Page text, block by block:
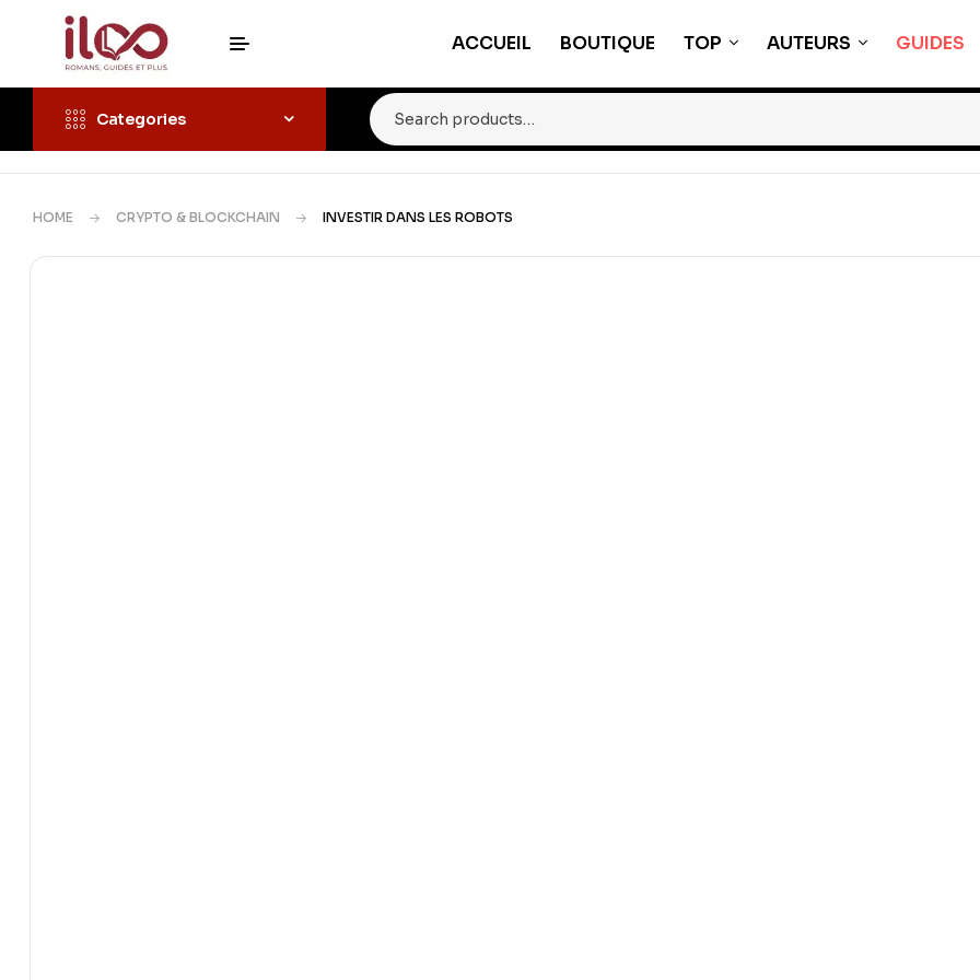
ACCUEIL BOUTIQUE TOP AUTEURS GUIDES
Categories
HOME CRYPTO & BLOCKCHAIN INVESTIR DANS LES ROBOTS